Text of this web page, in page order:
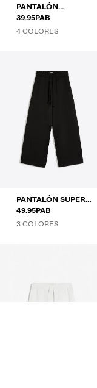
PANTALÓN
BALLOON
PERCHADO
39.95PAB
4 COLORES
PANTALÓN SUPER
BAGGY PLIEGUES
49.95PAB
3 COLORES